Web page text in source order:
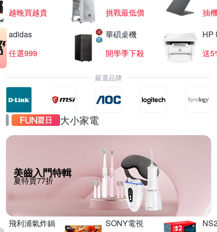
越晚買越貴
挑戰最低價
抽
adidas
任選999
華碩桌機
開學季下殺
HP
送
嚴選品牌
大小家電
美齒入門特輯
夏特賣77折
飛利浦氣炸鍋
SONY電視